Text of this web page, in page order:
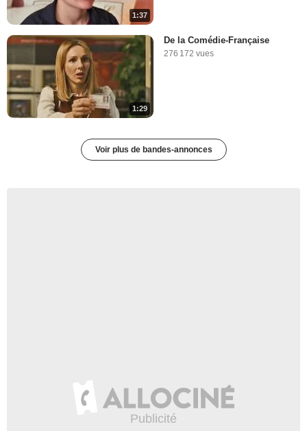
1:37
1:29
De la Comédie-Française
276 172 vues
Voir plus de bandes-annonces